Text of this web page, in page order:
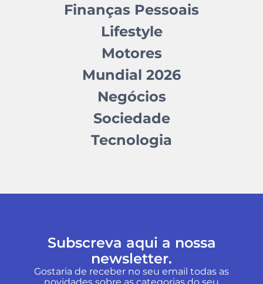
Finanças Pessoais
Lifestyle
Motores
Mundial 2026
Negócios
Sociedade
Tecnologia
Subscreva aqui a nossa
newsletter.
Gostaria de receber no seu email todas as